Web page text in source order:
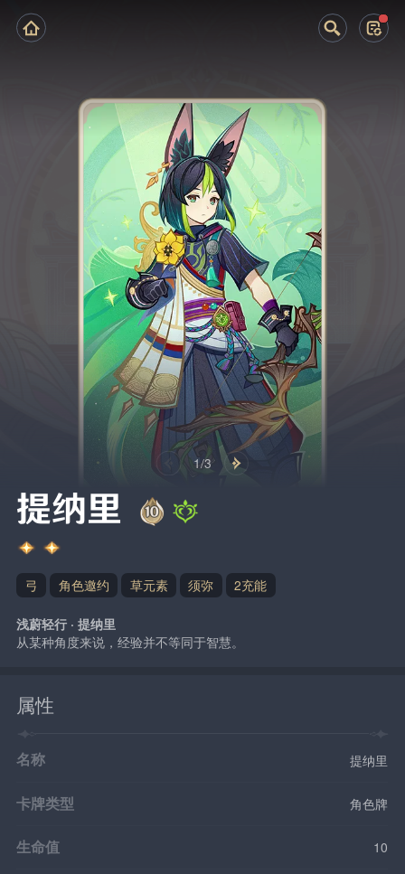
1/3
提纳里
弓 角色邀约 草元素 须弥 2充能
浅蔚轻行 · 提纳里
从某种角度来说，经验并不等同于智慧。
属性
名称 提纳里
卡牌类型 角色牌
生命值 10